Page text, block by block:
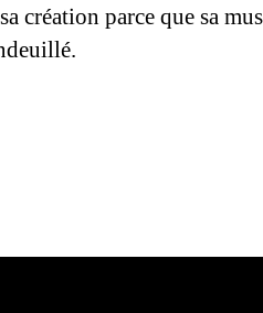
création parce que sa